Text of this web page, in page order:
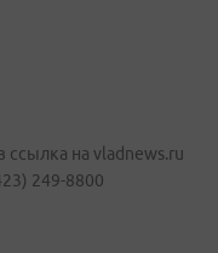
на vladnews.ru
249-8800